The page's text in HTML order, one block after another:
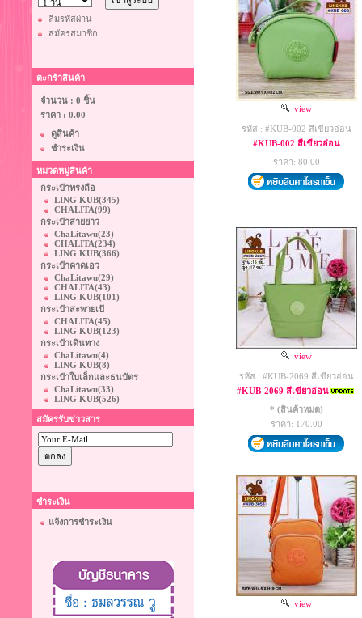
ลืมรหัสผ่าน
สมัครสมาชิก
ตะกร้าสินค้า
จำนวน : 0 ชิ้น
ราคา : 0.00
ดูสินค้า
ชำระเงิน
หมวดหมู่สินค้า
กระเป๋าทรงถือ
LING KUB(345)
CHALITA(99)
กระเป๋าสายยาว
ChaLitawu(23)
CHALITA(234)
LING KUB(366)
กระเป๋าคาดเอว
ChaLitawu(29)
CHALITA(43)
LING KUB(101)
กระเป๋าสะพายเป้
CHALITA(45)
LING KUB(123)
กระเป๋าเดินทาง
ChaLitawu(4)
LING KUB(8)
กระเป๋าใบเล็กและธนบัตร
ChaLitawu(33)
LING KUB(526)
สมัครรับข่าวสาร
ชำระเงิน
แจ้งการชำระเงิน
view
รหัส : #KUB-002 สีเขียวอ่อน
#KUB-002 สีเขียวอ่อน
ราคา: 80.00
view
รหัส : #KUB-2069 สีเขียวอ่อน
#KUB-2069 สีเขียวอ่อน
* (สินค้าหมด)
ราคา: 170.00
view